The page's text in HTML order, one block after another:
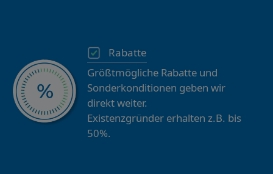
Rabatte
Größtmögliche Rabatte und
Sonderkonditionen geben wir
direkt weiter.
Existenzgründer erhalten z.B. bis
50%.